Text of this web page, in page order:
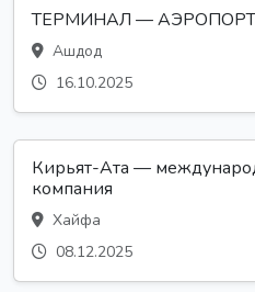
ТЕРМИНАЛ — АЭРОПОРТ
Ашдод
16.10.2025
Кирьят-Ата —
компания
Хайфа
08.12.2025